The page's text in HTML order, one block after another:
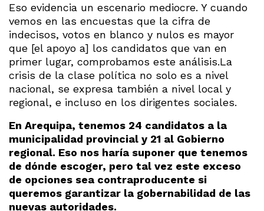
Eso evidencia un escenario mediocre. Y cuando
vemos en las encuestas que la cifra de
indecisos, votos en blanco y nulos es mayor
que [el apoyo a] los candidatos que van en
primer lugar, comprobamos este análisis.La
crisis de la clase política no solo es a nivel
nacional, se expresa también a nivel local y
regional, e incluso en los dirigentes sociales.
En Arequipa, tenemos 24 candidatos a la
municipalidad provincial y 21 al Gobierno
regional. Eso nos haría suponer que tenemos
de dónde escoger, pero tal vez este exceso
de opciones sea contraproducente si
queremos garantizar la gobernabilidad de las
nuevas autoridades.